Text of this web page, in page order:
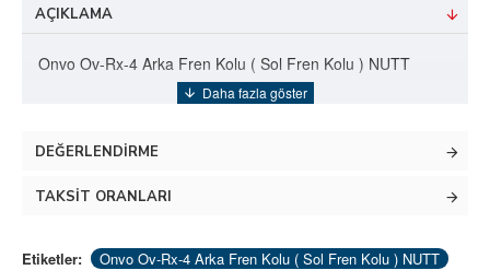
AÇIKLAMA
Onvo Ov-Rx-4 Arka Fren Kolu ( Sol Fren Kolu ) NUTT
DEĞERLENDIRME
TAKSIT ORANLARI
Etiketler:
Onvo Ov-Rx-4 Arka Fren Kolu ( Sol Fren Kolu ) NUTT